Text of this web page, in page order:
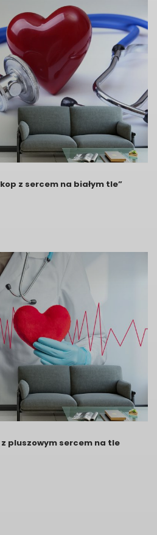
z sercem na białym tle”
pluszowym sercem na tle